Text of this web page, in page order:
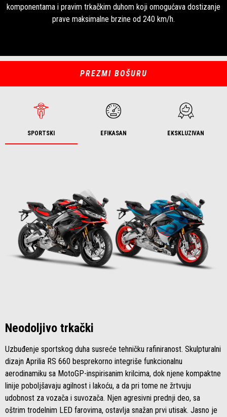
komponentama i pravim trkačkim duhom koji omogućava dostizanje
prave maksimalne brzine od 240 km/h.
PREZMI BOŠURU
SPORTSKI EFIKASAN EKSKLUZIVAN
Neodoljivo trkački
Uzbuđenje sportskog duha susreće tehničku rafiniranost. Skulpturalni
dizajn Aprilia RS 660 besprekorno integriše funkcionalnu
aerodinamiku sa MotoGP-inspirisanim krilcima, dok njene kompaktne
linije poboljšavaju agilnost i lakoću, a da pri tome ne žrtvuju
udobnost za vozača i suvozača. Njen agresivni prednji deo, sa
oštrim trodelnim LED farovima, ostavlja snažan prvi utisak. Jasno je